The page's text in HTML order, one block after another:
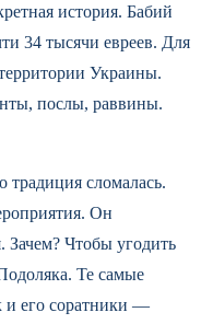
история. Бабий
34 тысячи евреев. Для
Украины.
послы, раввины.
сломалась.
Он
Зачем? Чтобы угодить
Те самые
и его соратники —